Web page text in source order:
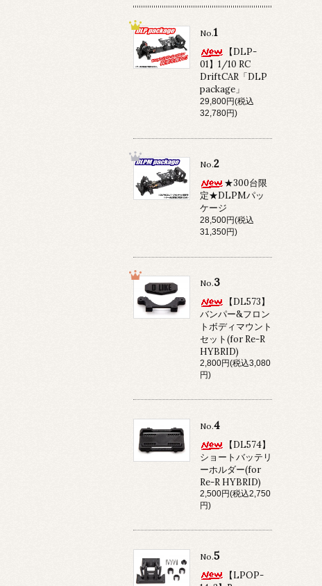
No.1
【DLP-
01】1/10 RC
DriftCAR「DLP
package」
29,800円(税込
32,780円)
No.2
★300台限
定★DLPMパッ
ケージ
28,500円(税込
31,350円)
No.3
【DL573】
バンパー&フロン
トボディマウント
セット(for Re-R
HYBRID)
2,800円(税込3,080
円)
No.4
【DL574】
ショートバッテリ
ーホルダー(for
Re-R HYBRID)
2,500円(税込2,750
円)
No.5
【LPOP-